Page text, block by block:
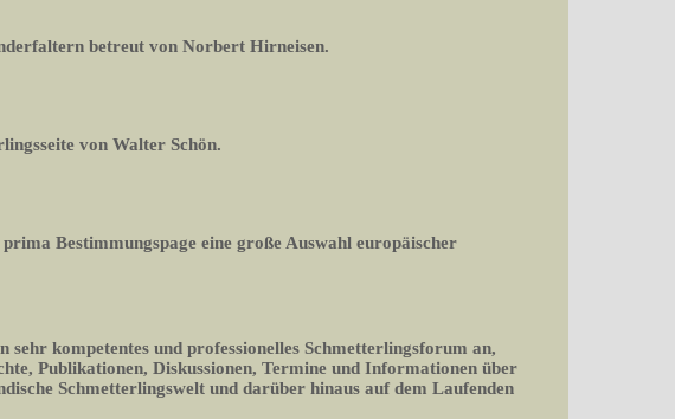
betreut von Norbert Hirneisen.
von Walter Schön.
Bestimmungspage eine große Auswahl europäischer
sehr kompetentes und professionelles Schmetterlingsforum an,
Publikationen, Diskussionen, Termine und Informationen über
Schmetterlingswelt und darüber hinaus auf dem Laufenden